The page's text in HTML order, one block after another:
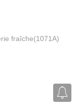
fraîche(1071A)